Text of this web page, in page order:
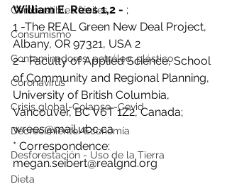
Combustibles fósiles
Consumismo
Contaminadores: petróleo, plástico
Coronavirus
Crisis global-Colapso -Covid
Decrecimiento/Economía
Desforestación - Uso de la Tierra
Dieta
William E. Rees 1,2 - ;
1 -The REAL Green New Deal Project,
Albany, OR 97321, USA 2
2 - Faculty of Applied Science, School
of Community and Regional Planning,
University of British Columbia,
Vancouver, BC V6T 1Z2, Canada;
wrees@mail.ubc.ca
* Correspondence:
megan.seibert@realgnd.org